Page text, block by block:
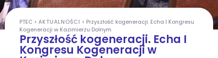
PTEC > AKTUALNOŚCI > Przyszłość kogeneracji. Echa I Kongresu
Kogeneracji w Kazimierzu Dolnym
Przyszłość kogeneracji. Echa I
Kongresu Kogeneracji w